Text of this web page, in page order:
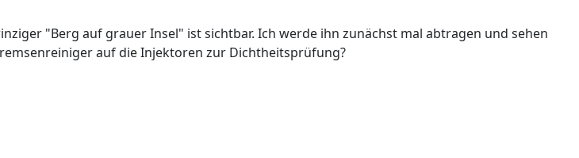
"Berg auf grauer Insel" ist sichtbar. Ich werde ihn zunächst mal abtragen und sehen
auf die Injektoren zur Dichtheitsprüfung?